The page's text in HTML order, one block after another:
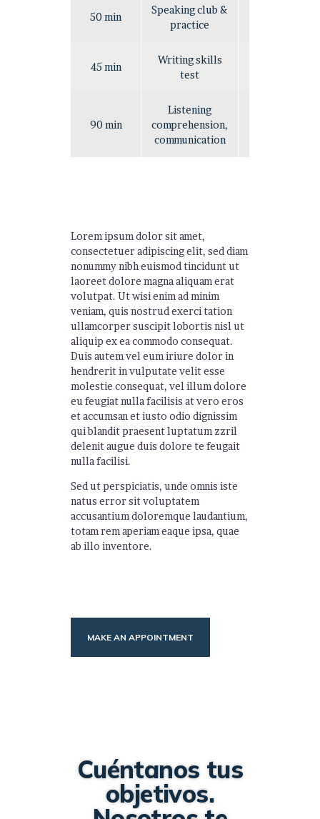
50 min
Speaking club &
practice
45 min
Writing skills
test
90 min
Listening
comprehension,
communication
Lorem ipsum dolor sit amet,
consectetuer adipiscing elit, sed diam
nonummy nibh euismod tincidunt ut
laoreet dolore magna aliquam erat
volutpat. Ut wisi enim ad minim
veniam, quis nostrud exerci tation
ullamcorper suscipit lobortis nisl ut
aliquip ex ea commodo consequat.
Duis autem vel eum iriure dolor in
hendrerit in vulputate velit esse
molestie consequat, vel illum dolore
eu feugiat nulla facilisis at vero eros
et accumsan et iusto odio dignissim
qui blandit praesent luptatum zzril
delenit augue duis dolore te feugait
nulla facilisi.
Sed ut perspiciatis, unde omnis iste
natus error sit voluptatem
accusantium doloremque laudantium,
totam rem aperiam eaque ipsa, quae
ab illo inventore.
MAKE AN APPOINTMENT
Cuéntanos tus
objetivos.